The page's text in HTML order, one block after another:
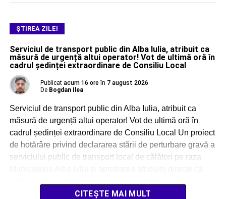
ŞTIREA ZILEI
Serviciul de transport public din Alba Iulia, atribuit ca
măsură de urgență altui operator! Vot de ultimă oră în
cadrul ședinței extraordinare de Consiliu Local
Publicat acum 16 ore în 7 august 2026
De Bogdan Ilea
Serviciul de transport public din Alba Iulia, atribuit ca
măsură de urgență altui operator! Vot de ultimă oră în
cadrul ședinței extraordinare de Consiliu Local Un proiect
de hotărâre privind declararea stării de perturbare gravă a
serviciului public de transport local de călători pe raza
CITEȘTE MAI MULT